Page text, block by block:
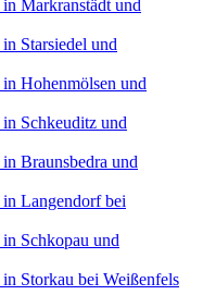
Markranstädt und
Starsiedel und
Hohenmölsen und
Schkeuditz und
Braunsbedra und
Langendorf bei
Schkopau und
Storkau bei Weißenfels